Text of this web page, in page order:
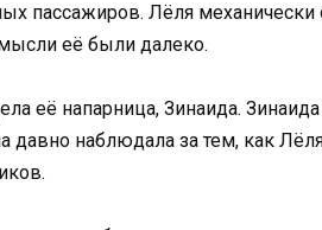
пассажиров. Лёля
её были далеко.
её напарница, Зинаида.
давно наблюдала за тем, как